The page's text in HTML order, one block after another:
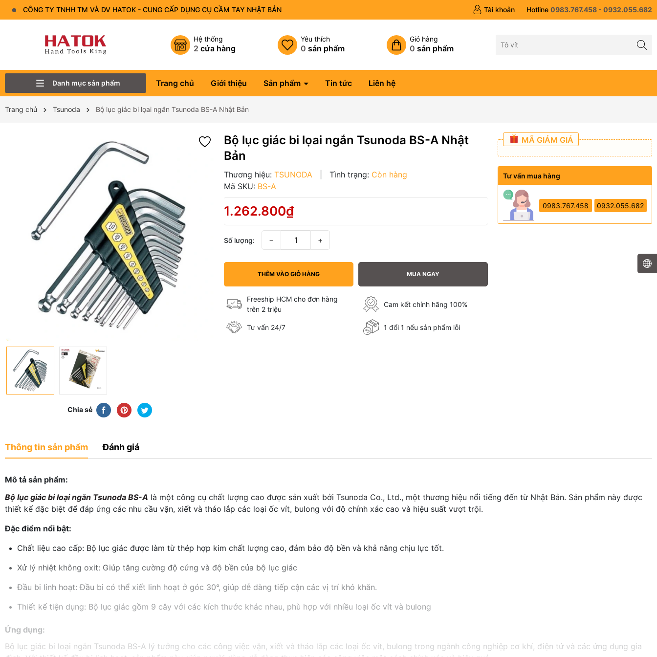
CÔNG TY TNHH TM VÀ DV HATOK - CUNG CẤP DỤNG CỤ CẦM TAY NHẬT BẢN Tài khoản Hotline 0983.767.458 - 0932.055.682
Hệ thống
2 cửa hàng
Yêu thích
0 sản phẩm
Giỏ hàng
0 sản phẩm
Danh mục sản phẩm Trang chủ Giới thiệu Sản phẩm Tin tức Liên hệ
Trang chủ Tsunoda Bộ lục giác bi lọai ngắn Tsunoda BS-A Nhật Bản
Chia sẻ
Bộ lục giác bi lọai ngắn Tsunoda BS-A Nhật
Bản
Thương hiệu: TSUNODA Tình trạng: Còn hàng
Mã SKU: BS-A
1.262.800₫
Số lượng: − +
THÊM VÀO GIỎ HÀNG MUA NGAY
Freeship HCM cho đơn hàng
trên 2 triệu
Cam kết chính hãng 100%
Tư vấn 24/7 1 đổi 1 nếu sản phẩm lỗi
MÃ GIẢM GIÁ
Tư vấn mua hàng
0983.767.458 0932.055.682
Thông tin sản phẩm Đánh giá
Mô tả sản phẩm:
Bộ lục giác bi loại ngắn Tsunoda BS-A là một công cụ chất lượng cao được sản xuất bởi Tsunoda Co., Ltd., một thương hiệu nổi tiếng đến từ Nhật Bản. Sản phẩm này được
thiết kế đặc biệt để đáp ứng các nhu cầu vặn, xiết và tháo lắp các loại ốc vít, bulong với độ chính xác cao và hiệu suất vượt trội.
Đặc điểm nổi bật:
Chất liệu cao cấp: Bộ lục giác được làm từ thép hợp kim chất lượng cao, đảm bảo độ bền và khả năng chịu lực tốt.
Xử lý nhiệt không oxit: Giúp tăng cường độ cứng và độ bền của bộ lục giác
Đầu bi linh hoạt: Đầu bi có thể xiết linh hoạt ở góc 30°, giúp dễ dàng tiếp cận các vị trí khó khăn.
Thiết kế tiện dụng: Bộ lục giác gồm 9 cây với các kích thước khác nhau, phù hợp với nhiều loại ốc vít và bulong
Ứng dụng:
Bộ lục giác bi loại ngắn Tsunoda BS-A lý tưởng cho các công việc vặn, xiết và tháo lắp các loại ốc vít, bulong trong ngành công nghiệp cơ khí, điện tử và các ứng dụng gia